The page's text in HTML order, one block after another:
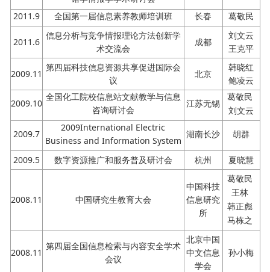
2011.9 全国第一届信息素养教师培训班 长春 葛敬民
2011.6
信息分析与竞争情报理论方法创新学
术交流会
成都
刘文云
王克平
2009.11
第四届科技信息资源共享促进国际会
议
北京
韩晓红
鲍凌云
2009.10
全国化工院校信息站文献教学与信息
咨询研讨会
江苏无锡
葛敬民
刘文云
2009.7
2009International Electric
Business and Information System
湖南长沙 胡群
2009.5 数字资源推广和服务普及研讨会 杭州 夏晓慧
2008.11 中国研究生教育大会
中国科技
信息研究
所
葛敬民
王林
韩正彪
马栋之
2008.11
第四届全国信息检索与内容安全学术
会议
北京中国
中文信息
学会
孙小梅